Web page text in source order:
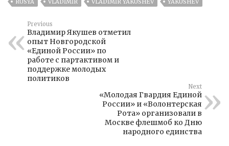
RUSYA VLADIMIR VLADIMIR YAKUSHEV YAKUSHEV
Previous
Владимир Якушев отметил
опыт Новгородской
«Единой России» по
работе с партактивом и
поддержке молодых
политиков
Next
«Молодая Гвардия Единой
России» и «Волонтерская
Рота» организовали в
Москве флешмоб ко Дню
народного единства